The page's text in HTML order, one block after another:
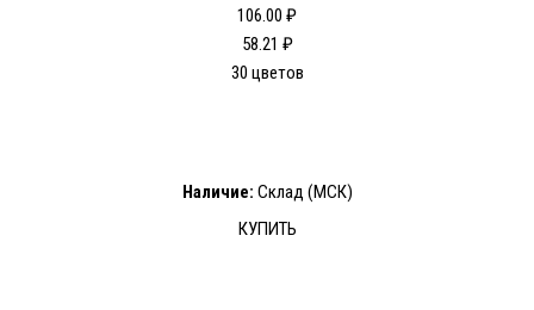
106.00 ₽
58.21 ₽
30 цветов
Наличие: Склад (МСК)
КУПИТЬ